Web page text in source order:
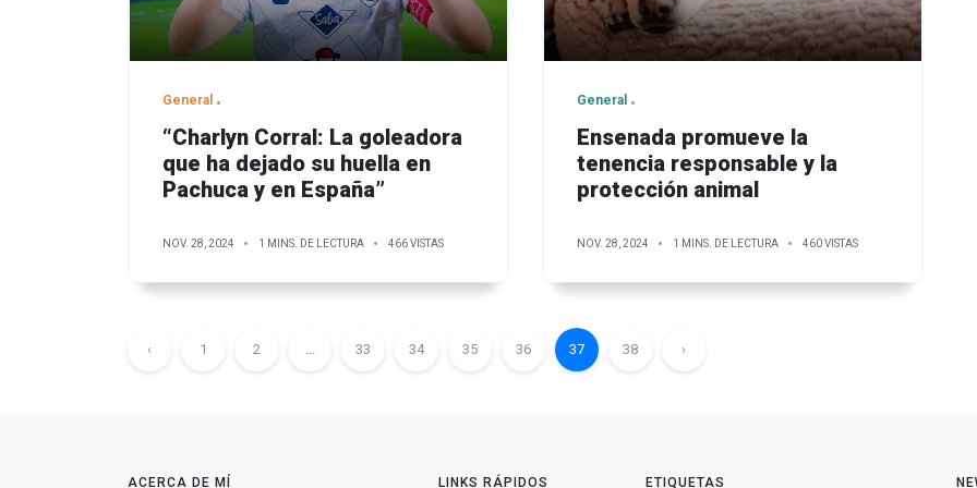
General
“Charlyn Corral: La goleadora
que ha dejado su huella en
Pachuca y en España”
NOV. 28, 2024 1 MINS. DE LECTURA 466 VISTAS
General
Ensenada promueve la
tenencia responsable y la
protección animal
NOV. 28, 2024 1 MINS. DE LECTURA 460 VISTAS
‹ 1 2 33 34 35 36 37 38 ›
ACERCA DE MÍ LINKS RÁPIDOS ETIQUETAS